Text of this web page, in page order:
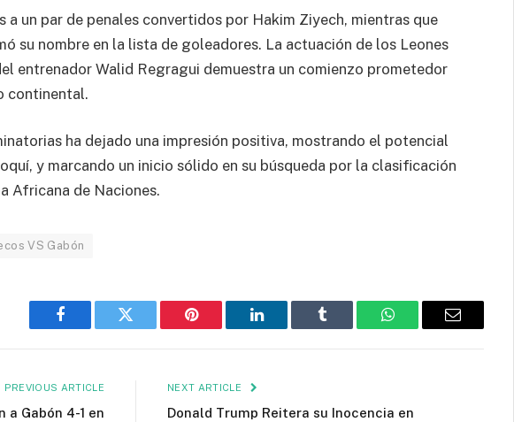
a un par de penales convertidos por Hakim Ziyech, mientras que
su nombre en la lista de goleadores. La actuación de los Leones
entrenador Walid Regragui demuestra un comienzo prometedor
continental.
ha dejado una impresión positiva, mostrando el potencial
y marcando un inicio sólido en su búsqueda por la clasificación
Africana de Naciones.
VS Gabón
Facebook Twitter Pinterest LinkedIn Tumblr WhatsAppEmail
PREVIOUS ARTICLE
a Gabón 4-1 en
NEXT ARTICLE
Donald Trump Reitera su Inocencia en